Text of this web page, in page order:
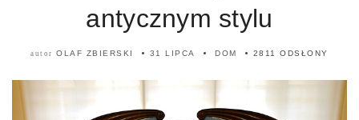
antycznym stylu
autor OLAF ZBIERSKI 31 LIPCA DOM 2811 ODSŁONY